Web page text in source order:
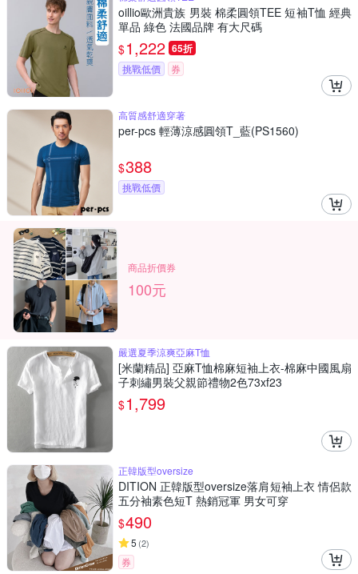
oillio歐洲貴族 男裝 棉柔圓領TEE 短袖T恤 經典
單品 綠色 法國品牌 有大尺碼
$1,222 65折
挑戰低價 券
高質感舒適穿著
per-pcs 輕薄涼感圓領T_藍(PS1560)
$388
挑戰低價
商品折價券
100元
嚴選夏季涼爽亞麻T恤
[米蘭精品] 亞麻T恤棉麻短袖上衣-棉麻中國風扇
子刺繡男裝父親節禮物2色73xf23
$1,799
正韓版型oversize
DITION 正韓版型oversize落肩短袖上衣 情侶款
五分袖素色短T 熱銷冠軍 男女可穿
$490
5 (2)
券